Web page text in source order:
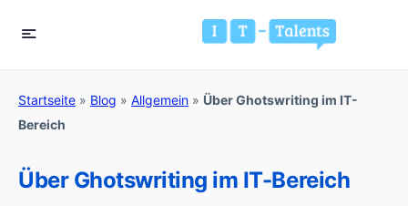
Startseite » Blog » Allgemein » Über Ghotswriting im IT-
Bereich
Über Ghotswriting im IT-Bereich